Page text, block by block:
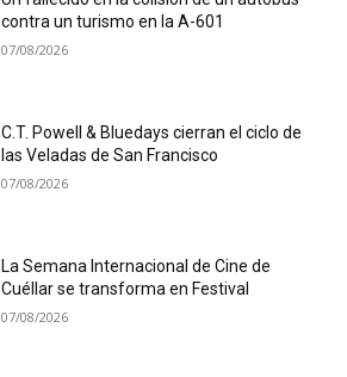
contra un turismo en la A-601
07/08/2026
C.T. Powell & Bluedays cierran el ciclo de
las Veladas de San Francisco
07/08/2026
La Semana Internacional de Cine de
Cuéllar se transforma en Festival
07/08/2026